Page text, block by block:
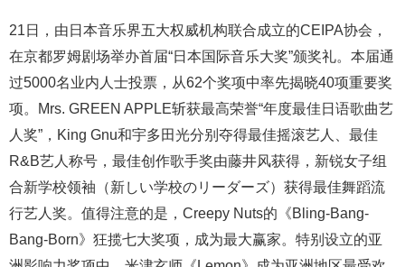
21日，由日本音乐界五大权威机构联合成立的CEIPA协会，
在京都罗姆剧场举办首届“日本国际音乐大奖”颁奖礼。本届通
过5000名业内人士投票，从62个奖项中率先揭晓40项重要奖
项。Mrs. GREEN APPLE斩获最高荣誉“年度最佳日语歌曲艺
人奖”，King Gnu和宇多田光分别夺得最佳摇滚艺人、最佳
R&B艺人称号，最佳创作歌手奖由藤井风获得，新锐女子组
合新学校领袖（新しい学校のリーダーズ）获得最佳舞蹈流
行艺人奖。值得注意的是，Creepy Nuts的《Bling-Bang-
Bang-Born》狂揽七大奖项，成为最大赢家。特别设立的亚